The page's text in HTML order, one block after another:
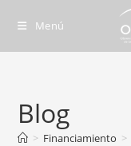
contenido
Menú
Blog
> Financiamiento >